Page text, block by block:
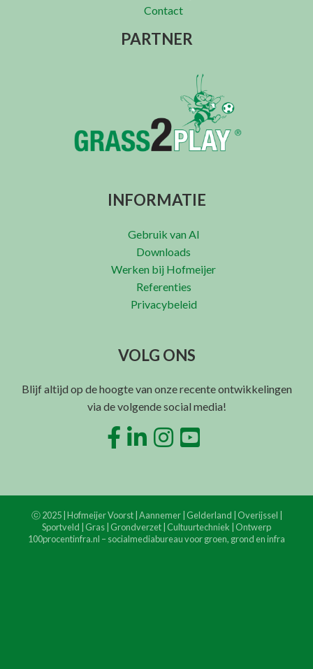
Contact
PARTNER
INFORMATIE
Gebruik van AI
Downloads
Werken bij Hofmeijer
Referenties
Privacybeleid
VOLG ONS
Blijf altijd op de hoogte van onze recente ontwikkelingen
via de volgende social media!
ⓒ 2025 | Hofmeijer Voorst | Aannemer | Gelderland | Overijssel |
Sportveld | Gras | Grondverzet | Cultuurtechniek | Ontwerp
100procentinfra.nl – socialmediabureau voor groen, grond en infra